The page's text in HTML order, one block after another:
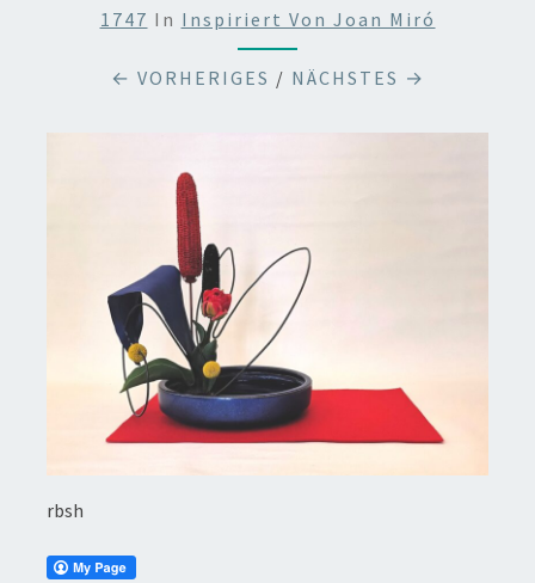
1747 In Inspiriert Von Joan Miró
← VORHERIGES / NÄCHSTES →
rbsh